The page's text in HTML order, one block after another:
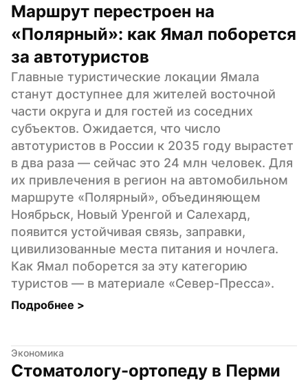
Маршрут перестроен на
«Полярный»: как Ямал поборется
за автотуристов
Главные туристические локации Ямала
станут доступнее для жителей восточной
части округа и для гостей из соседних
субъектов. Ожидается, что число
автотуристов в России к 2035 году вырастет
в два раза — сейчас это 24 млн человек. Для
их привлечения в регион на автомобильном
маршруте «Полярный», объединяющем
Ноябрьск, Новый Уренгой и Салехард,
появится устойчивая связь, заправки,
цивилизованные места питания и ночлега.
Как Ямал поборется за эту категорию
туристов — в материале «Север-Пресса».
Подробнее >
Экономика
Стоматологу-ортопеду в Перми